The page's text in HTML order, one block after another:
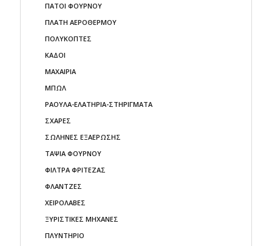
ΠΑΤΟΙ ΦΟΥΡΝΟΥ
ΠΛΑΤΗ ΑΕΡΟΘΕΡΜΟΥ
ΠΟΛΥΚΟΠΤΕΣ
ΚΑΔΟΙ
ΜΑΧΑΙΡΙΑ
ΜΠΩΛ
ΡΑΟΥΛΑ-ΕΛΑΤΗΡΙΑ-ΣΤΗΡΙΓΜΑΤΑ
ΣΧΑΡΕΣ
ΣΩΛΗΝΕΣ ΕΞΑΕΡΩΣΗΣ
ΤΑΨΙΑ ΦΟΥΡΝΟΥ
ΦΙΛΤΡΑ ΦΡΙΤΕΖΑΣ
ΦΛΑΝΤΖΕΣ
ΧΕΙΡΟΛΑΒΕΣ
ΞΥΡΙΣΤΙΚΕΣ ΜΗΧΑΝΕΣ
ΠΛΥΝΤΗΡΙΟ